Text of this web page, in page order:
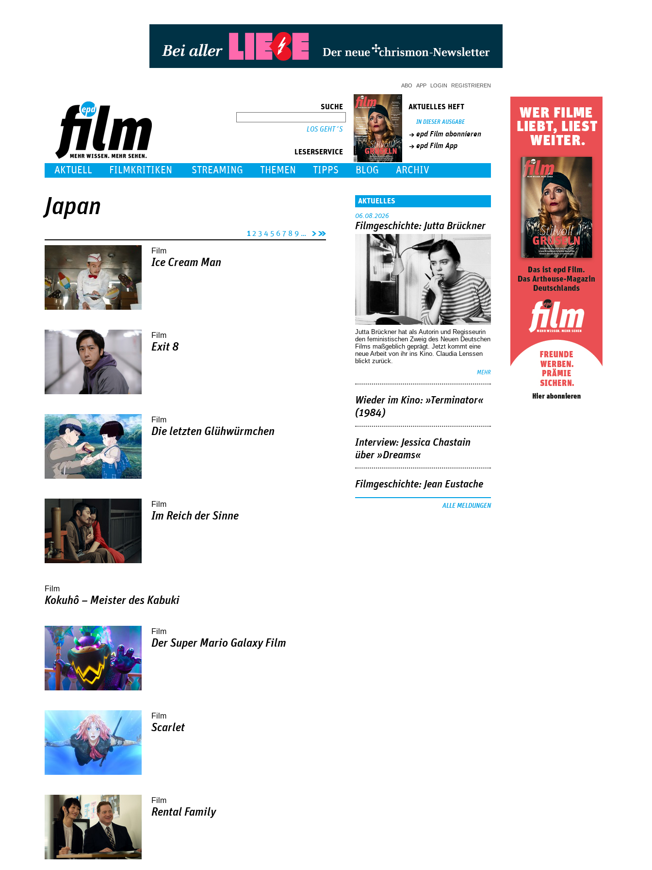
ABO APP LOGIN REGISTRIEREN
SUCHE
LESERSERVICE
AKTUELLES HEFT
IN DIESER AUSGABE
epd Film abonnieren
epd Film App
AKTUELL FILMKRITIKEN STREAMING THEMEN TIPPS BLOG ARCHIV
Japan
1 2 3 4 5 6 7 8 9 …
n
Film
Ice Cream Man
Film
Exit 8
Film
Die letzten Glühwürmchen
Film
Im Reich der Sinne
Film
Kokuhô – Meister des Kabuki
Film
Der Super Mario Galaxy Film
Film
Scarlet
Film
Rental Family
AKTUELLES
06.08.2026
Filmgeschichte: Jutta Brückner
Jutta Brückner hat als Autorin und Regisseurin
den feministischen Zweig des Neuen Deutschen
Films maßgeblich geprägt. Jetzt kommt eine
neue Arbeit von ihr ins Kino. Claudia Lenssen
blickt zurück.
MEHR
Wieder im Kino: »Terminator«
(1984)
Interview: Jessica Chastain
über »Dreams«
Filmgeschichte: Jean Eustache
ALLE MELDUNGEN